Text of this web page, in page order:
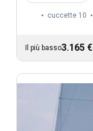
cuccette 10
Il più basso3.165 €